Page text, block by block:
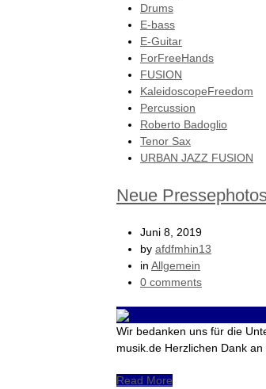
Drums
E-bass
E-Guitar
ForFreeHands
FUSION
KaleidoscopeFreedom
Percussion
Roberto Badoglio
Tenor Sax
URBAN JAZZ FUSION
Neue
Juni 8, 2019
by afdfmhin13
in Allgemein
0 comments
Wir bedanken uns für die
musik.de Herzlichen Dank
Read More